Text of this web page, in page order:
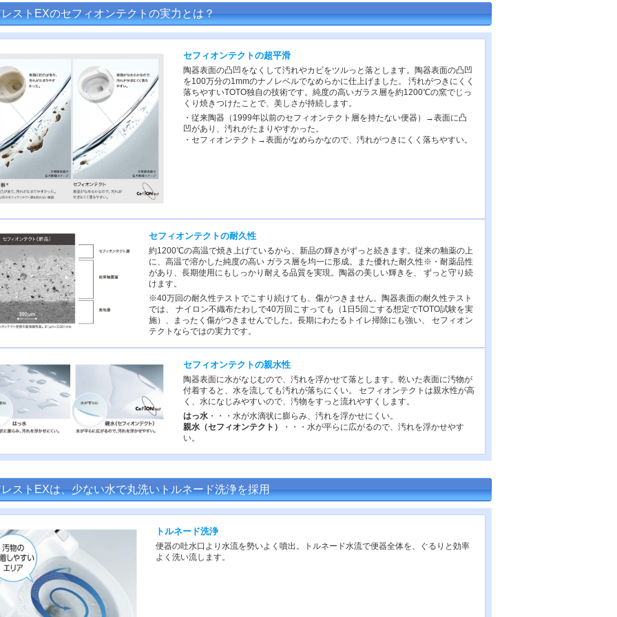
ストEXのセフィオンテクトの実力とは？
セフィオンテクトの超平滑
陶器表面の凸凹をなくして汚れやカビをツルっと落とします。陶器表面の凸凹
を100万分の1mmのナノレベルでなめらかに仕上げました。 汚れがつきにくく
落ちやすいTOTO独自の技術です。純度の高いガラス層を約1200℃の窯でじっ
くり焼きつけたことで、美しさが持続します。
・従来陶器（1999年以前のセフィオンテクト層を持たない便器）→表面に凸
凹があり、汚れがたまりやすかった。
・セフィオンテクト→表面がなめらかなので、汚れがつきにくく落ちやすい。
セフィオンテクトの耐久性
約1200℃の高温で焼き上げているから、新品の輝きがずっと続きます。従来の釉薬の上
に、高温で溶かした純度の高い ガラス層を均一に形成。また優れた耐久性※・耐薬品性
があり、長期使用にもしっかり耐える品質を実現。陶器の美しい輝きを、 ずっと守り続
けます。
※40万回の耐久性テストでこすり続けても、傷がつきません。陶器表面の耐久性テスト
では、 ナイロン不織布たわしで40万回こすっても（1日5回こする想定でTOTO試験を実
施）、まったく傷がつきませんでした。長期にわたるトイレ掃除にも強い、 セフィオン
テクトならではの実力です。
セフィオンテクトの親水性
陶器表面に水がなじむので、汚れを浮かせて落とします。乾いた表面に汚物が
付着すると、水を流しても汚れが落ちにくい。 セフィオンテクトは親水性が高
く、水になじみやすいので、汚物をすっと流れやすくします。
はっ水 ・・・水が水滴状に膨らみ、汚れを浮かせにくい。
親水（セフィオンテクト）
・・・水が平らに広がるので、汚れを浮かせやす
い。
ストEXは、少ない水で丸洗いトルネード洗浄を採用
トルネード洗浄
便器の吐水口より水流を勢いよく噴出。トルネード水流で便器全体を、ぐるりと効率
よく洗い流します。